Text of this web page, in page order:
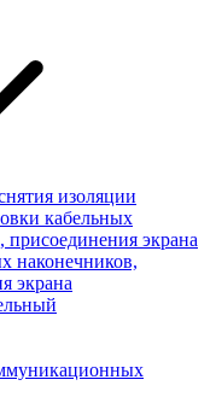
изоляции
кабельных
присоединения экрана
наконечников,
экрана